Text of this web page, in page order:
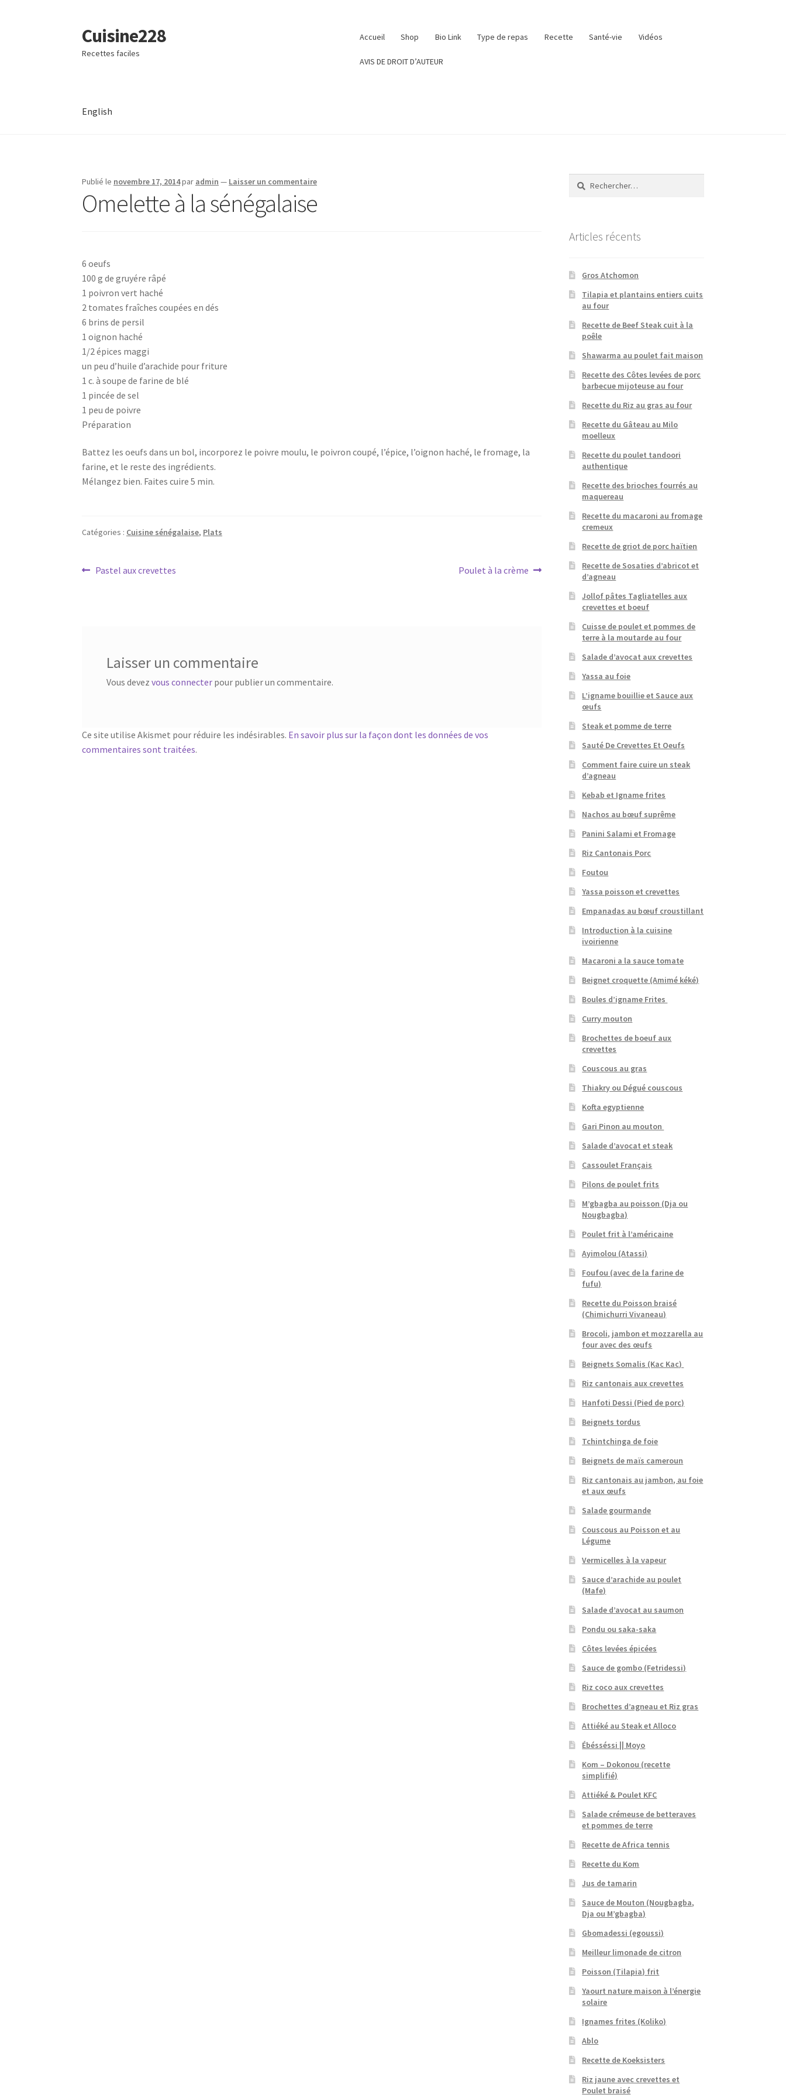
Aller
à
la
Aller
au
contenu
Cuisine228
Recettes faciles
Accueil Shop Bio Link Type de repas Recette Santé-vie Vidéos
AVIS DE DROIT D’AUTEUR
English
Publié le novembre 17, 2014par admin — Laisser un commentaire
Omelette à la sénégalaise
6 oeufs
100 g de gruyére râpé
1 poivron vert haché
2 tomates fraîches coupées en dés
6 brins de persil
1 oignon haché
1/2 épices maggi
un peu d’huile d’arachide pour friture
1 c. à soupe de farine de blé
1 pincée de sel
1 peu de poivre
Préparation
Battez les oeufs dans un bol, incorporez le poivre moulu, le poivron coupé, l’épice, l’oignon haché, le fromage, la
farine, et le reste des ingrédients.
Mélangez bien. Faites cuire 5 min.
Catégories : Cuisine sénégalaise, Plats
Navigation
Article
Pastel aux crevettes
Article
Poulet à la crème
Laisser un commentaire
Vous devez vous connecterpour publier un commentaire.
Ce site utilise Akismet pour réduire les indésirables. En savoir plus sur la façon dont les données de vos
commentaires sont traitées.
Rechercher :
Articles récents
Gros Atchomon
Tilapia et plantains entiers cuits
au four
Recette de Beef Steak cuit à la
poêle
Shawarma au poulet fait maison
Recette des Côtes levées de porc
barbecue mijoteuse au four
Recette du Riz au gras au four
Recette du Gâteau au Milo
moelleux
Recette du poulet tandoori
authentique
Recette des brioches fourrés au
maquereau
Recette du macaroni au fromage
cremeux
Recette de griot de porc haïtien
Recette de Sosaties d’abricot et
d’agneau
Jollof pâtes Tagliatelles aux
crevettes et boeuf
Cuisse de poulet et pommes de
terre à la moutarde au four
Salade d’avocat aux crevettes
Yassa au foie
L’igname bouillie et Sauce aux
œufs
Steak et pomme de terre
Sauté De Crevettes Et Oeufs
Comment faire cuire un steak
d’agneau
Kebab et Igname frites
Nachos au bœuf suprême
Panini Salami et Fromage
Riz Cantonais Porc
Foutou
Yassa poisson et crevettes
Empanadas au bœuf croustillant
Introduction à la cuisine
ivoirienne
Macaroni a la sauce tomate
Beignet croquette (Amimé kéké)
Boules d’igname Frites
Curry mouton
Brochettes de boeuf aux
crevettes
Couscous au gras
Thiakry ou Dégué couscous
Kofta egyptienne
Gari Pinon au mouton
Salade d’avocat et steak
Cassoulet Français
Pilons de poulet frits
M’gbagba au poisson (Dja ou
Nougbagba)
Poulet frit à l’américaine
Ayimolou (Atassi)
Foufou (avec de la farine de
fufu)
Recette du Poisson braisé
(Chimichurri Vivaneau)
Brocoli, jambon et mozzarella au
four avec des œufs
Beignets Somalis (Kac Kac)
Riz cantonais aux crevettes
Hanfoti Dessi (Pied de porc)
Beignets tordus
Tchintchinga de foie
Beignets de maïs cameroun
Riz cantonais au jambon, au foie
et aux œufs
Salade gourmande
Couscous au Poisson et au
Légume
Vermicelles à la vapeur
Sauce d’arachide au poulet
(Mafe)
Salade d’avocat au saumon
Pondu ou saka-saka
Côtes levées épicées
Sauce de gombo (Fetridessi)
Riz coco aux crevettes
Brochettes d’agneau et Riz gras
Attiéké au Steak et Alloco
Ébésséssi || Moyo
Kom – Dokonou (recette
simplifié)
Attiéké & Poulet KFC
Salade crémeuse de betteraves
et pommes de terre
Recette de Africa tennis
Recette du Kom
Jus de tamarin
Sauce de Mouton (Nougbagba,
Dja ou M’gbagba)
Gbomadessi (egoussi)
Meilleur limonade de citron
Poisson (Tilapia) frit
Yaourt nature maison à l’énergie
solaire
Ignames frites (Koliko)
Ablo
Recette de Koeksisters
Riz jaune avec crevettes et
Poulet braisé